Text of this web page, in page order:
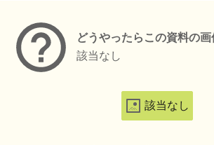
どうやったらこの資料の画
該当なし
該当なし